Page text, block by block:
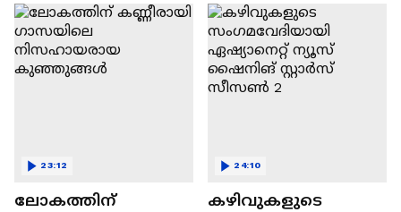
ലോകത്തിന്
23:12
കഴിവുകളുടെ
24:10